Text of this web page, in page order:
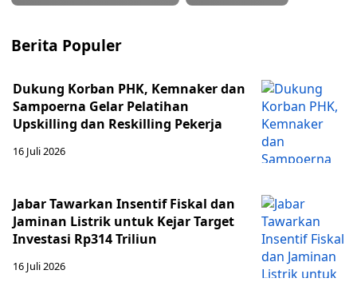
Berita Populer
Dukung Korban PHK, Kemnaker dan
Sampoerna Gelar Pelatihan
Upskilling dan Reskilling Pekerja
16 Juli 2026
Jabar Tawarkan Insentif Fiskal dan
Jaminan Listrik untuk Kejar Target
Investasi Rp314 Triliun
16 Juli 2026